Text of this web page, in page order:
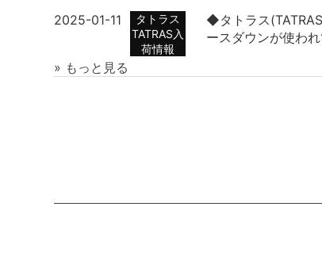
2025-01-11
タトラス
TATRAS入
荷情報
◆タトラス
ースダウンが使わ
» もっと見る